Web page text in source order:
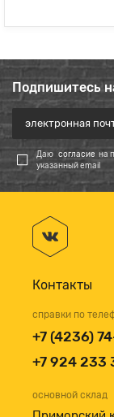
Подпишитесь
Даю согласие на
указанный email
Контакты
справки по
+7 (4236)
+7 924 233
основной склад